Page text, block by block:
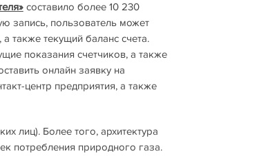
составило более 10 230
запись, пользователь может
также текущий баланс счета.
показания счетчиков, а также
онлайн заявку на
центр предприятия, а также
лиц). Более того, архитектура
потребления природного газа.